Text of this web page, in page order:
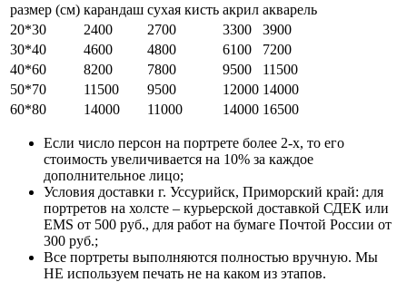
размер (см) карандаш сухая кисть акрил акварель
20*30
2400 2700 3300
3900
30*40
4600 4800 6100
7200
40*60
8200 7800 9500
11500
50*70
11500 9500 12000 14000
60*80
14000 11000 14000 16500
Если число персон на портрете более 2-х, то его
стоимость увеличивается на 10% за каждое
дополнительное лицо;
Условия доставки г. Уссурийск, Приморский край: для
портретов на холсте – курьерской доставкой СДЕК или
EMS от 500 руб., для работ на бумаге Почтой России от
300 руб.;
Все портреты выполняются полностью вручную. Мы
НЕ используем печать не на каком из этапов.